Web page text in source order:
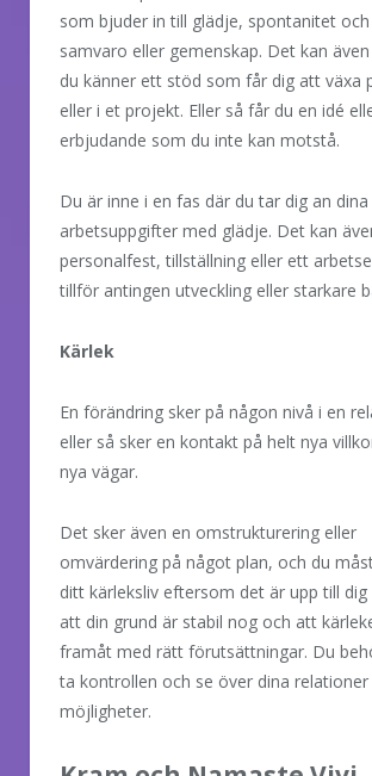
som bjuder in till glädje, spontanitet
samvaro eller gemenskap. Det kan
du känner ett stöd som får dig att växa
eller i et projekt. Eller så får du en idé
erbjudande som du inte kan motstå.
Du är inne i en fas där du tar dig an dina
arbetsuppgifter med glädje. Det kan
personalfest, tillställning eller ett
tillför antingen utveckling eller starkare
Kärlek
En förändring sker på någon nivå i en
eller så sker en kontakt på helt nya
nya vägar.
Det sker även en omstrukturering eller
omvärdering på något plan, och du
ditt kärleksliv eftersom det är upp till
att din grund är stabil nog och att
framåt med rätt förutsättningar. Du
ta kontrollen och se över dina relationer
möjligheter.